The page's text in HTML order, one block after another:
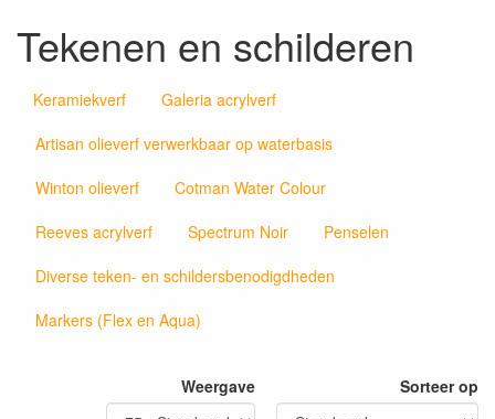
Tekenen en schilderen
Keramiekverf
Galeria acrylverf
Artisan olieverf verwerkbaar op waterbasis
Winton olieverf
Cotman Water Colour
Reeves acrylverf
Spectrum Noir
Penselen
Diverse teken- en schildersbenodigdheden
Markers (Flex en Aqua)
Weergave Sorteer op